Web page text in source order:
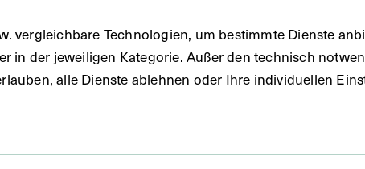
vergleichbare Technologien, um bestimmte Dienste
in der jeweiligen Kategorie. Außer den technisch
alle Dienste ablehnen oder Ihre individuellen